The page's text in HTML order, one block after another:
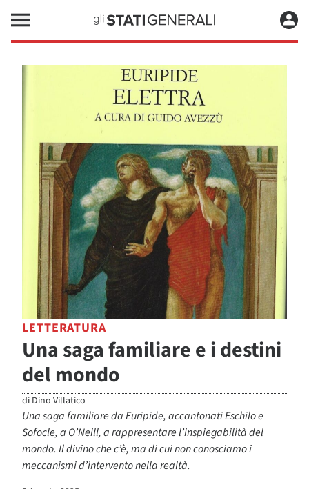
LETTERATURA
Una saga familiare e i destini
del mondo
di Dino Villatico
Una saga familiare da Euripide, accantonati Eschilo e
Sofocle, a O’Neill, a rappresentare l’inspiegabilità del
mondo. Il divino che c’è, ma di cui non conosciamo i
meccanismi d’intervento nella realtà.